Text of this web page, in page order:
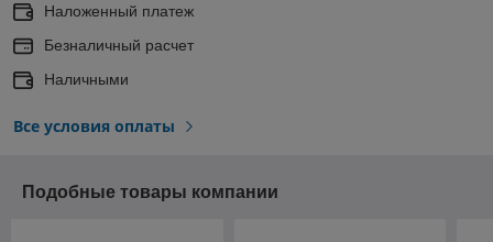
Наложенный платеж
Безналичный расчет
Наличными
Все условия оплаты
Подобные товары компании